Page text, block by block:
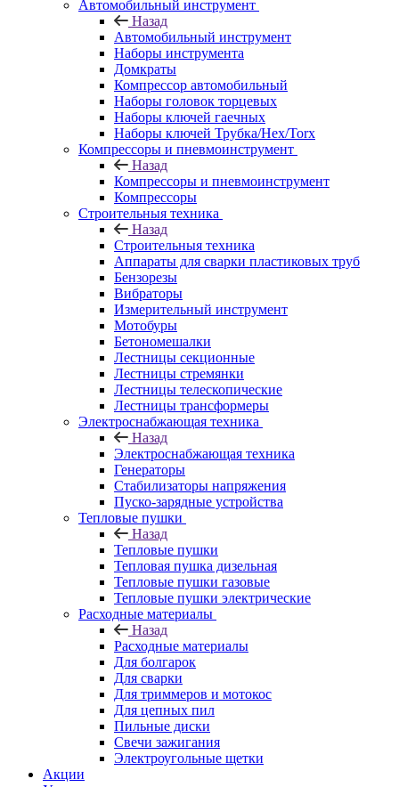
Автомобильный инструмент
Назад
Автомобильный инструмент
Наборы инструмента
Домкраты
Компрессор автомобильный
Наборы головок торцевых
Наборы ключей гаечных
Наборы ключей Трубка/Hex/Torx
Компрессоры и пневмоинструмент
Назад
Компрессоры и пневмоинструмент
Компрессоры
Строительныя техника
Назад
Строительныя техника
Аппараты для сварки пластиковых труб
Бензорезы
Вибраторы
Измерительный инструмент
Мотобуры
Бетономешалки
Лестницы секционные
Лестницы стремянки
Лестницы телескопические
Лестницы трансформеры
Электроснабжающая техника
Назад
Электроснабжающая техника
Генераторы
Стабилизаторы напряжения
Пуско-зарядные устройства
Тепловые пушки
Назад
Тепловые пушки
Тепловая пушка дизельная
Тепловые пушки газовые
Тепловые пушки электрические
Расходные материалы
Назад
Расходные материалы
Для болгарок
Для сварки
Для триммеров и мотокос
Для цепных пил
Пильные диски
Свечи зажигания
Электроугольные щетки
Акции